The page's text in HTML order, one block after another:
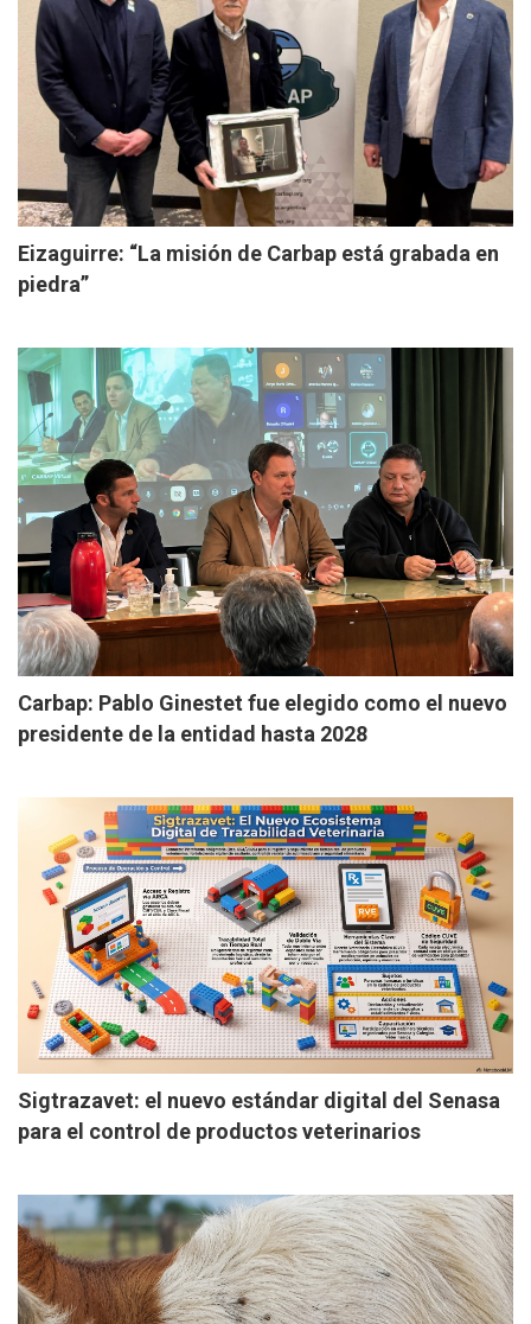
Eizaguirre: “La misión de Carbap está grabada en
piedra”
Carbap: Pablo Ginestet fue elegido como el nuevo
presidente de la entidad hasta 2028
Sigtrazavet: el nuevo estándar digital del Senasa
para el control de productos veterinarios